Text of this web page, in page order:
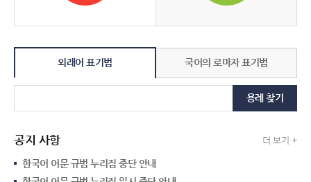
외래어 표기법 국어의 로마자 표기법
용례 찾기
공지 사항 더 보기 +
한국어 어문 규범 누리집 중단 안내